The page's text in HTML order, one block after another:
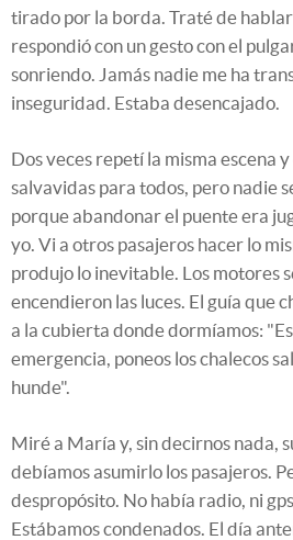
tirado por la borda. Traté de
respondió con un gesto con el
sonriendo. Jamás nadie me ha
inseguridad. Estaba desencajado.
Dos veces repetí la misma escena
salvavidas para todos, pero nadie
porque abandonar el puente era
yo. Vi a otros pasajeros hacer lo
produjo lo inevitable. Los motores
encendieron las luces. El guía que
a la cubierta donde dormíamos:
emergencia, poneos los chalecos
hunde".
Miré a María y, sin decirnos nada,
debíamos asumirlo los pasajeros.
despropósito. No había radio, ni
Estábamos condenados. El día